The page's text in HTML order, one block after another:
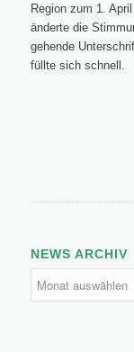
Region zum 1.
änderte die
gehende
füllte sich schnell.
NEWS ARCHIV